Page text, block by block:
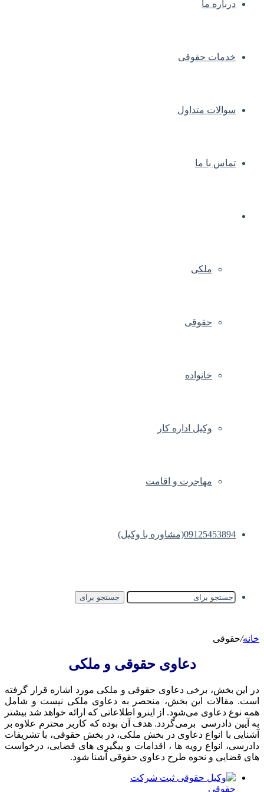
درباره ما
خدمات حقوقی
سوالات متداول
تماس با ما
ملکی
حقوقی
خانواده
وکیل اداره کار
مهاجرت و اقامت
09125453894(مشاوره با وکیل)
جستجو برای
خانه/حقوقی
دعاوی حقوقی و ملکی
در این بخش، برخی دعاوی حقوقی و ملکی مورد اشاره قرار گرفته
است. مقالات این بخش، منحصر به دعاوی ملکی نیست و شامل
همه نوع دعاوی می‌شود. از اینرو اطلاعاتی که ارائه خواهد شد بیشتر
به آیین دادرسی برمی‌گردد. هدف آن بوده که کاربر محترم علاوه بر
آشنایی با انواع دعاوی در بخش ملکی، در بخش حقوقی، با تشریفات
دادرسی، انواع رویه ها ، اقدامات و پیگیری های قضایی، درخواست
های قضایی و نحوه طرح دعاوی حقوقی آشنا شود.
حقوقی